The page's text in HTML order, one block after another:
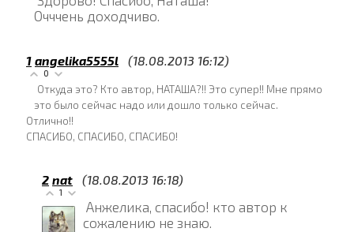
Очччень доходчиво.
1 angelika5555l (18.08.2013 16:12)
0
Откуда это? Кто автор, НАТАША?!! Это супер!! Мне прямо
это было сейчас надо или дошло только сейчас.
Отлично!!
СПАСИБО, СПАСИБО, СПАСИБО!
2 nat (18.08.2013 16:18)
1
Анжелика, спасибо! кто автор к
сожалению не знаю.